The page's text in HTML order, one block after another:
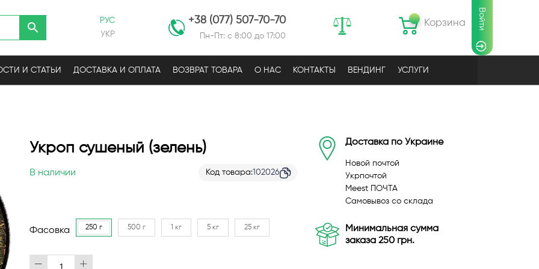
РУС
УКР
+38 (077) 507-70-70
Пн-Пт: с 8:00 до 17:00
Корзина Войти
И СТАТЬИ ДОСТАВКА И ОПЛАТА ВОЗВРАТ ТОВАРА О НАС КОНТАКТЫ ВЕНДИНГ УСЛУГИ
Укроп сушеный (зелень)
В наличии Код товара 102026
Фасовка 250 г 500 г 1 кг 5 кг 25 кг
Доставка по Украине
Новой почтой
Укрпочтой
Meest ПОЧТА
Самовывоз со склада
Минимальная сумма
заказа 250 грн.